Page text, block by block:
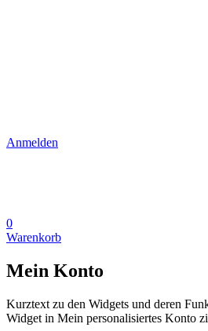
Anmelden
0
Warenkorb
Mein Konto
Kurztext zu den Widgets und deren
Widget in Mein personalisiertes Konto